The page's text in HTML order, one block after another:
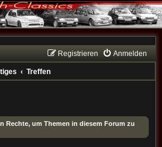
Anmelden
Registrieren
Treffen
Rechte, um Themen in diesem Forum zu